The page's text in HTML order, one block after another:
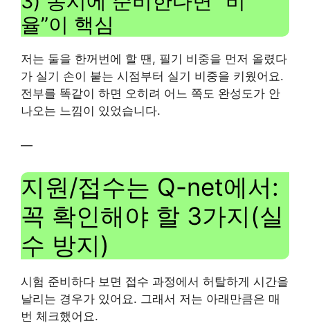
율”이 핵심
저는 둘을 한꺼번에 할 땐, 필기 비중을 먼저 올렸다
가 실기 손이 붙는 시점부터 실기 비중을 키웠어요.
전부를 똑같이 하면 오히려 어느 쪽도 완성도가 안
나오는 느낌이 있었습니다.
—
지원/접수는 Q-net에서:
꼭 확인해야 할 3가지(실
수 방지)
시험 준비하다 보면 접수 과정에서 허탈하게 시간을
날리는 경우가 있어요. 그래서 저는 아래만큼은 매
번 체크했어요.